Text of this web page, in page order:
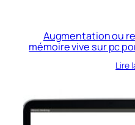
Augmentation ou
mémoire vive sur pc
Lire